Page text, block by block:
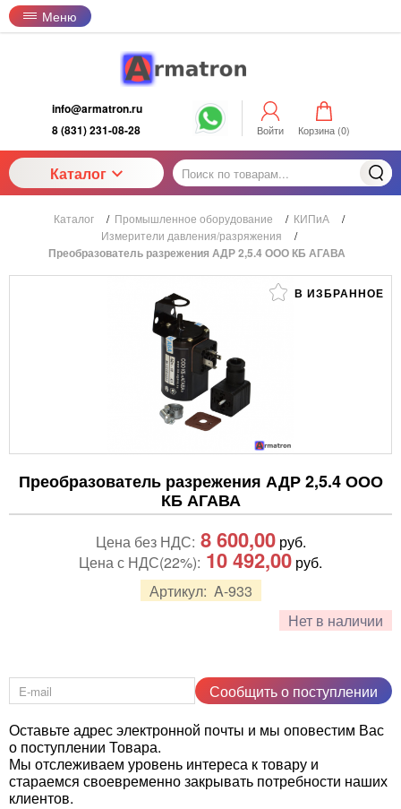
Меню
info@armatron.ru
8 (831) 231-08-28
Войти Корзина (0)
Каталог
Каталог / Промышленное оборудование / КИПиА
/
Измерители давления/разряжения
/
Преобразователь разрежения АДР 2,5.4 ООО КБ АГАВА
В ИЗБРАННОЕ
Преобразователь разрежения АДР 2,5.4 ООО
КБ АГАВА
Артикул: A-933
Нет в наличии
Цена без НДС: 8 600,00руб.
Цена с НДС(22%): 10 492,00 руб.
Сообщить о поступлении
Оставьте адрес электронной почты и мы оповестим Вас
о поступлении Товара.
Мы отслеживаем уровень интереса к товару и
стараемся своевременно закрывать потребности наших
клиентов.